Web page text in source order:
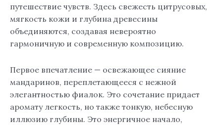
путешествие чувств. Здесь свежесть цитрусовых,
мягкость кожи и глубина древесины
объединяются, создавая невероятно
гармоничную и современную композицию.
Первое впечатление — освежающее сияние
мандаринов, переплетающееся с нежной
элегантностью фиалок. Это сочетание придает
аромату легкость, но также тонкую, небесную
иллюзию глубины. Это энергичное начало,